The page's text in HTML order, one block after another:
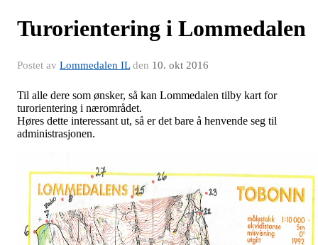
Turorientering i Lommedalen
Postet av Lommedalen ILden 10. okt 2016
Til alle dere som ønsker, så kan Lommedalen tilby kart for
turorientering i nærområdet.
Høres dette interessant ut, så er det bare å henvende seg til
administrasjonen.